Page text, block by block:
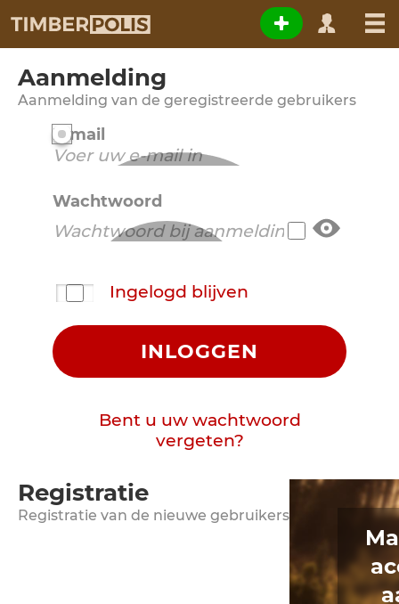
Aanmelding
Aanmelding van de geregistreerde gebruikers
E-mail
Wachtwoord
Ingelogd blijven
INLOGGEN
Bent u uw wachtwoord
vergeten?
Registratie
Registratie van de nieuwe gebruikers